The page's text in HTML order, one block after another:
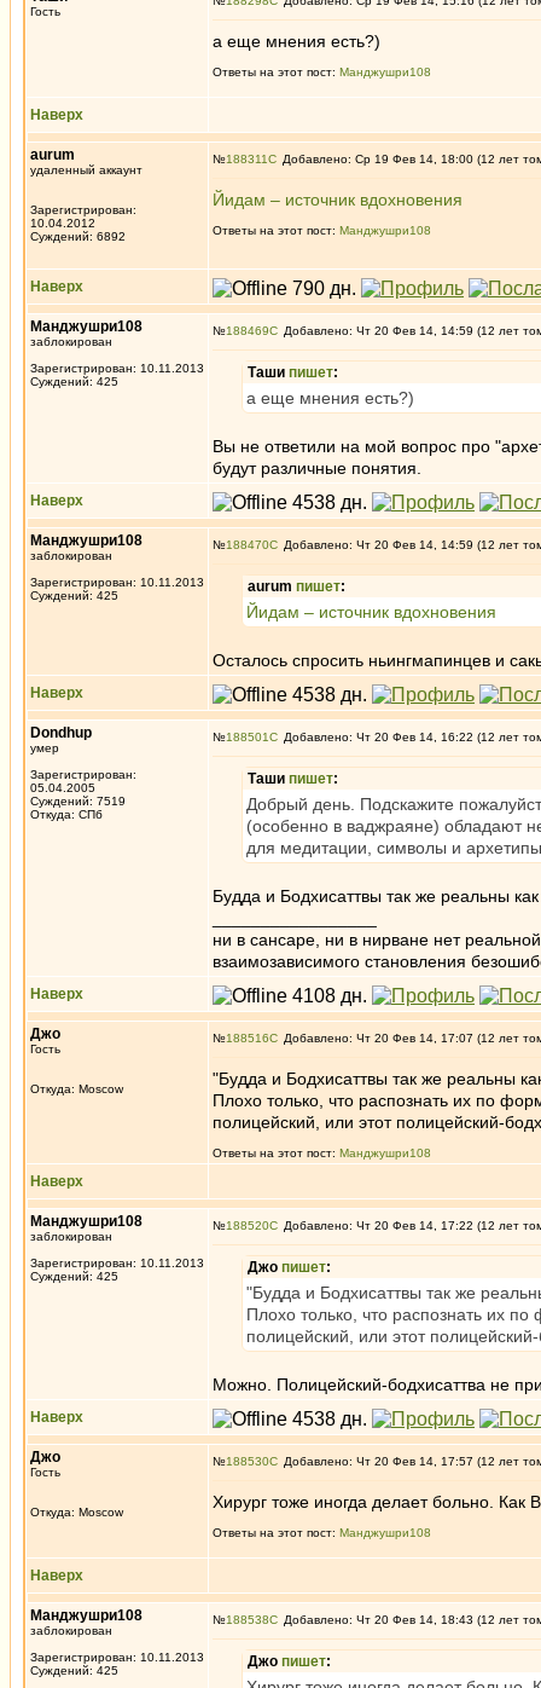
Гость
а еще мнения есть?)
Ответы на этот пост: Манджушри108
Наверх
aurum
удаленный аккаунт
Зарегистрирован:
10.04.2012
Суждений: 6892
№188311 Добавлено: Ср 19 Фев 14, 18:00 (12 лет
Йидам – источник вдохновения
Ответы на этот пост: Манджушри108
Наверх
Манджушри108
заблокирован
Зарегистрирован: 10.11.2013
Суждений: 425
№188469 Добавлено: Чт 20 Фев 14, 14:59 (12 лет
Таши пишет:
а еще мнения есть?)
Вы не ответили на мой вопрос про
будут различные понятия.
Наверх
Манджушри108
заблокирован
Зарегистрирован: 10.11.2013
Суждений: 425
№188470 Добавлено: Чт 20 Фев 14, 14:59 (12 лет
aurum пишет:
Йидам – источник вдохновения
Осталось спросить ньингмапинцев и
Наверх
Dondhup
умер
Зарегистрирован:
05.04.2005
Суждений: 7519
Откуда: СПб
№188501 Добавлено: Чт 20 Фев 14, 16:22 (12 лет
Таши пишет:
Добрый день. Подскажите
(особенно в ваджраяне) обладают
для медитации, символы и
Будда и Бодхисаттвы так же реальны
ни в сансаре, ни в нирване нет
взаимозависимого становления
Наверх
Джо
Гость
Откуда: Moscow
№188516 Добавлено: Чт 20 Фев 14, 17:07 (12 лет
"Будда и Бодхисаттвы так же реальны
Плохо только, что распознать их по
полицейский, или этот полицейский-
Ответы на этот пост: Манджушри108
Наверх
Манджушри108
заблокирован
Зарегистрирован: 10.11.2013
Суждений: 425
№188520 Добавлено: Чт 20 Фев 14, 17:22 (12 лет
Джо пишет:
"Будда и Бодхисаттвы так же
Плохо только, что распознать их
полицейский, или этот
Можно. Полицейский-бодхисаттва не
Наверх
Джо
Гость
Откуда: Moscow
№188530 Добавлено: Чт 20 Фев 14, 17:57 (12 лет
Хирург тоже иногда делает больно. Как
Ответы на этот пост: Манджушри108
Наверх
Манджушри108
заблокирован
Зарегистрирован: 10.11.2013
Суждений: 425
№188538 Добавлено: Чт 20 Фев 14, 18:43 (12 лет
Джо пишет: